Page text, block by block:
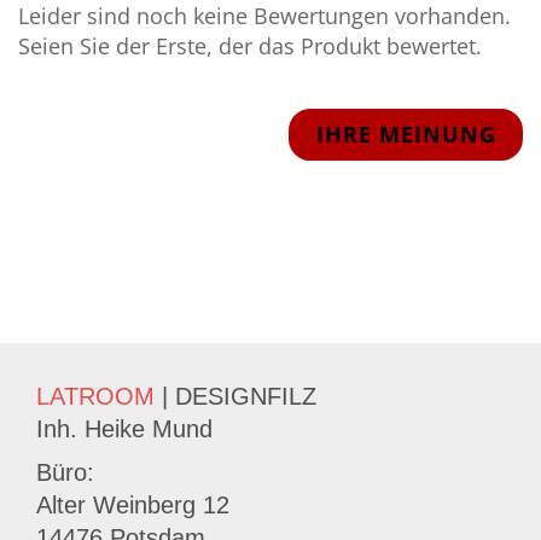
Leider sind noch keine Bewertungen vorhanden.
Seien Sie der Erste, der das Produkt bewertet.
IHRE MEINUNG
LATROOM
| DESIGNFILZ
Inh. Heike Mund
Büro:
Alter Weinberg 12